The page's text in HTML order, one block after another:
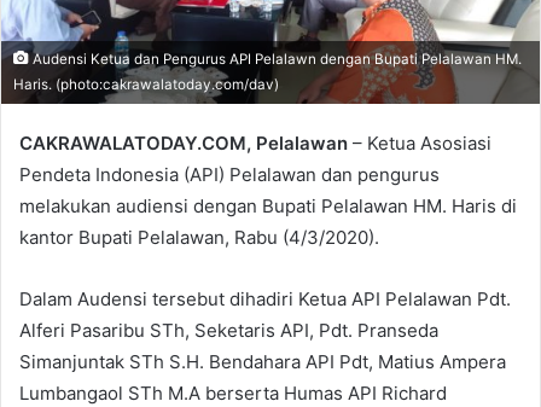
Audensi Ketua dan Pengurus API Pelalawn dengan Bupati Pelalawan HM.
Haris. (photo:cakrawalatoday.com/dav)
CAKRAWALATODAY.COM, Pelalawan – Ketua Asosiasi
Pendeta Indonesia (API) Pelalawan dan pengurus
melakukan audiensi dengan Bupati Pelalawan HM. Haris di
kantor Bupati Pelalawan, Rabu (4/3/2020).
Dalam Audensi tersebut dihadiri Ketua API Pelalawan Pdt.
Alferi Pasaribu STh, Seketaris API, Pdt. Pranseda
Simanjuntak STh S.H. Bendahara API Pdt, Matius Ampera
Lumbangaol STh M.A berserta Humas API Richard